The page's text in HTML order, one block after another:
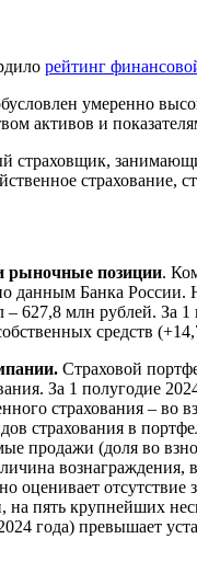
рейтинг
умеренно
активов и
рыночные позиции.
данным Банка
627,8 млн рублей. За
средств
Страховой
За 1 полугодие
страхования –
страхования в
продажи (доля во
оценивает
пять крупнейших
года) превышает